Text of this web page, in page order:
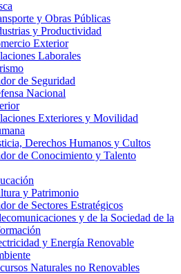
y Obras Públicas
y Productividad
Exterior
Laborales
de Seguridad
Nacional
Exteriores y Movilidad
Derechos Humanos y Cultos
de Conocimiento y Talento
y Patrimonio
de Sectores Estratégicos
y de la Sociedad de la
y Energía Renovable
Naturales no Renovables